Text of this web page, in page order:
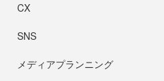
CX
SNS
メディアプランニング